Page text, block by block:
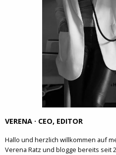
VERENA · CEO, EDITOR
Hallo und herzlich willkommen auf
Verena Ratz und blogge bereits seit